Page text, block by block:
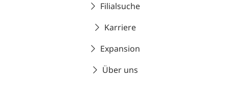
Filialsuche
Karriere
Expansion
Über uns